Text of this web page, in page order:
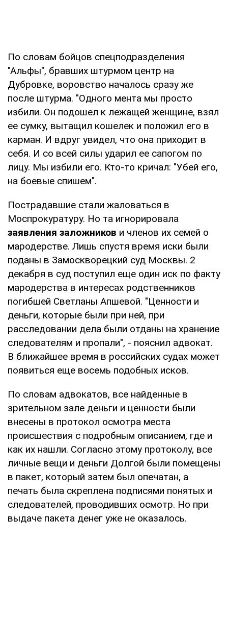
По словам бойцов спецподразделения
"Альфы", бравших штурмом центр на
Дубровке, воровство началось сразу же
после штурма. "Одного мента мы просто
избили. Он подошел к лежащей женщине, взял
ее сумку, вытащил кошелек и положил его в
карман. И вдруг увидел, что она приходит в
себя. И со всей силы ударил ее сапогом по
лицу. Мы избили его. Кто-то кричал: "Убей его,
на боевые спишем".
Пострадавшие стали жаловаться в
Моспрокуратуру. Но та игнорировала
заявления заложников и членов их семей о
мародерстве. Лишь спустя время иски были
поданы в Замоскворецкий суд Москвы. 2
декабря в суд поступил еще один иск по факту
мародерства в интересах родственников
погибшей Светланы Апшевой. "Ценности и
деньги, которые были при ней, при
расследовании дела были отданы на хранение
следователям и пропали", - пояснил адвокат.
В ближайшее время в российских судах может
появиться еще восемь подобных исков.
По словам адвокатов, все найденные в
зрительном зале деньги и ценности были
внесены в протокол осмотра места
происшествия с подробным описанием, где и
как их нашли. Согласно этому протоколу, все
личные вещи и деньги Долгой были помещены
в пакет, который затем был опечатан, а
печать была скреплена подписями понятых и
следователей, проводивших осмотр. Но при
выдаче пакета денег уже не оказалось.